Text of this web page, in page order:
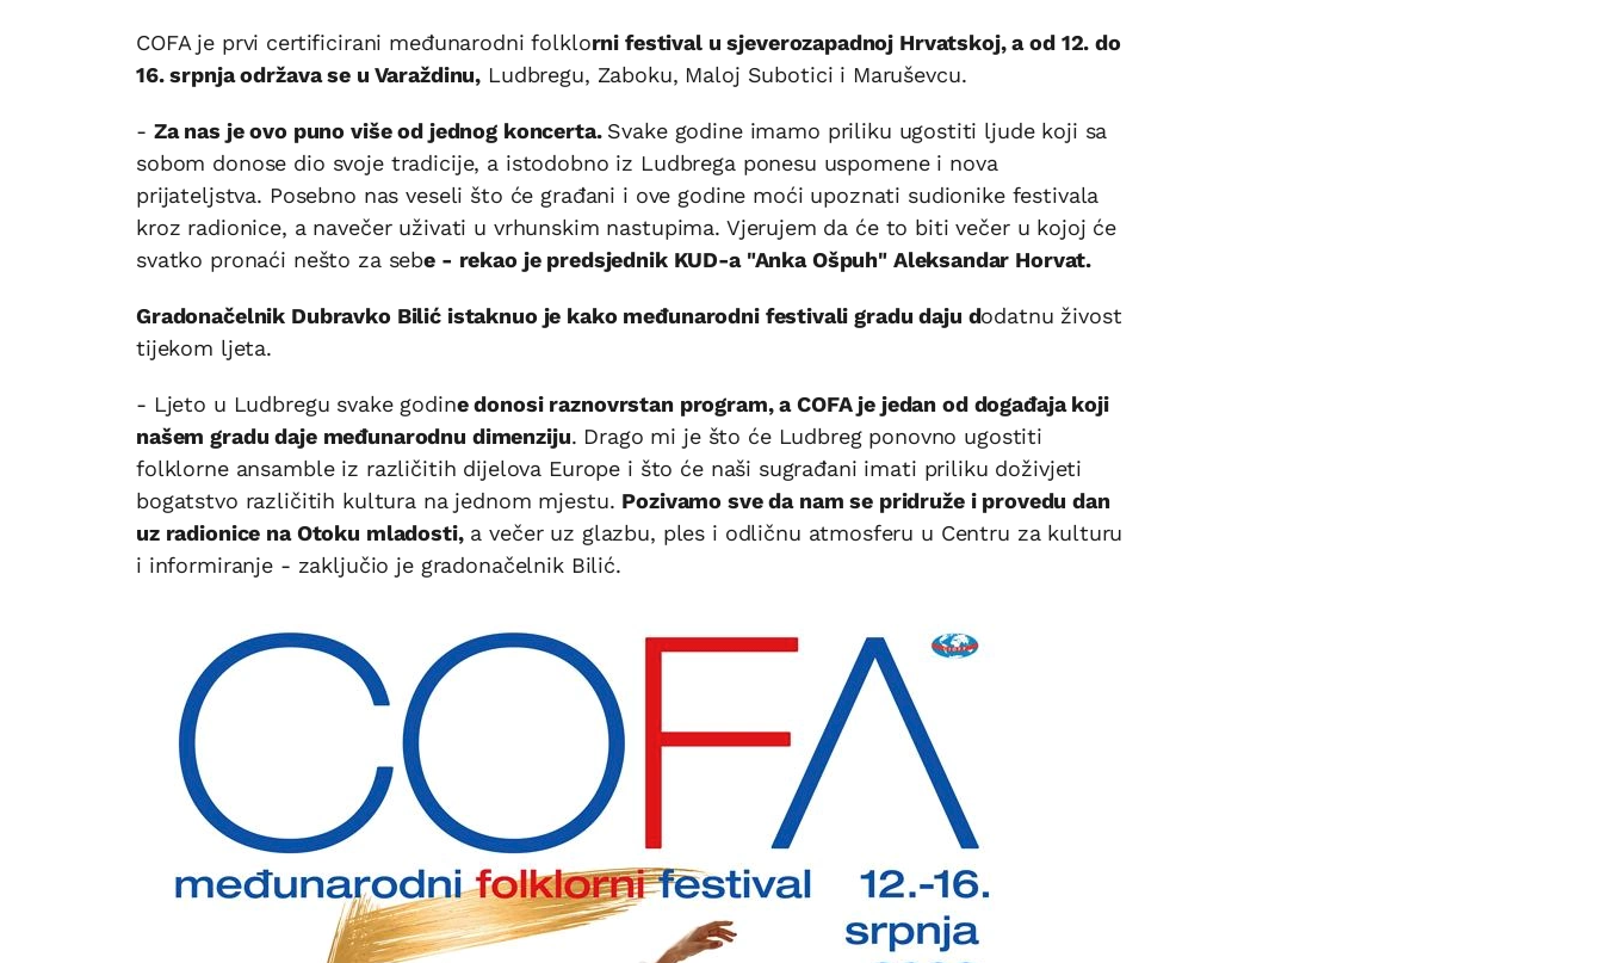
COFA je prvi certificirani međunarodni folklorni festival u sjeverozapadnoj Hrvatskoj, a od 12. do
16. srpnja održava se u Varaždinu, Ludbregu, Zaboku, Maloj Subotici i Maruševcu.
- Za nas je ovo puno više od jednog koncerta. Svake godine imamo priliku ugostiti ljude koji sa
sobom donose dio svoje tradicije, a istodobno iz Ludbrega ponesu uspomene i nova
prijateljstva. Posebno nas veseli što će građani i ove godine moći upoznati sudionike festivala
kroz radionice, a navečer uživati u vrhunskim nastupima. Vjerujem da će to biti večer u kojoj će
svatko pronaći nešto za sebe - rekao je predsjednik KUD-a "Anka Ošpuh" Aleksandar Horvat.
Gradonačelnik Dubravko Bilić istaknuo je kako međunarodni festivali gradu daju dodatnu živost
tijekom ljeta.
- Ljeto u Ludbregu svake godine donosi raznovrstan program, a COFA je jedan od događaja koji
našem gradu daje međunarodnu dimenziju. Drago mi je što će Ludbreg ponovno ugostiti
folklorne ansamble iz različitih dijelova Europe i što će naši sugrađani imati priliku doživjeti
bogatstvo različitih kultura na jednom mjestu. Pozivamo sve da nam se pridruže i provedu dan
uz radionice na Otoku mladosti,a večer uz glazbu, ples i odličnu atmosferu u Centru za kulturu
i informiranje - zaključio je gradonačelnik Bilić.